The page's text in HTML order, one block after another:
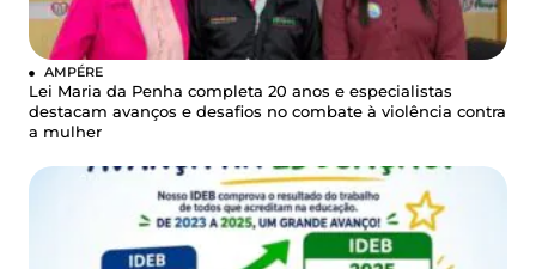
AMPÉRE
Lei Maria da Penha completa 20 anos e especialistas
destacam avanços e desafios no combate à violência contra
a mulher